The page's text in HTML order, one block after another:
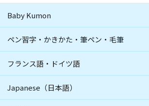
Baby Kumon
ペン習字・かきかた・筆ペン・毛筆
フランス語・ドイツ語
Japanese（日本語）